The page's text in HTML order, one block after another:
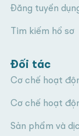
Đăng tuyển
Tìm kiếm hồ sơ
Đối tác
Cơ chế hoạt
Cơ chế hoạt
Sản phẩm và